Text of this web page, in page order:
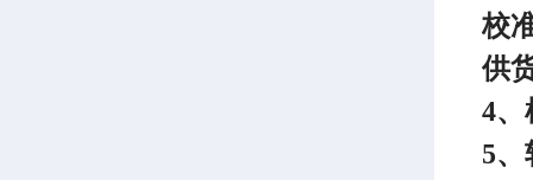
校
供
4、
5